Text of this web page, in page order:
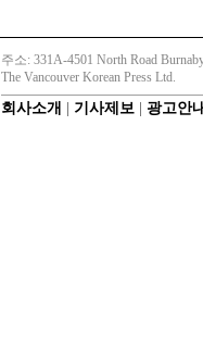
주소: 331A-4501 North Road
The Vancouver Korean Press Ltd.
회사소개 기사제보 광고안